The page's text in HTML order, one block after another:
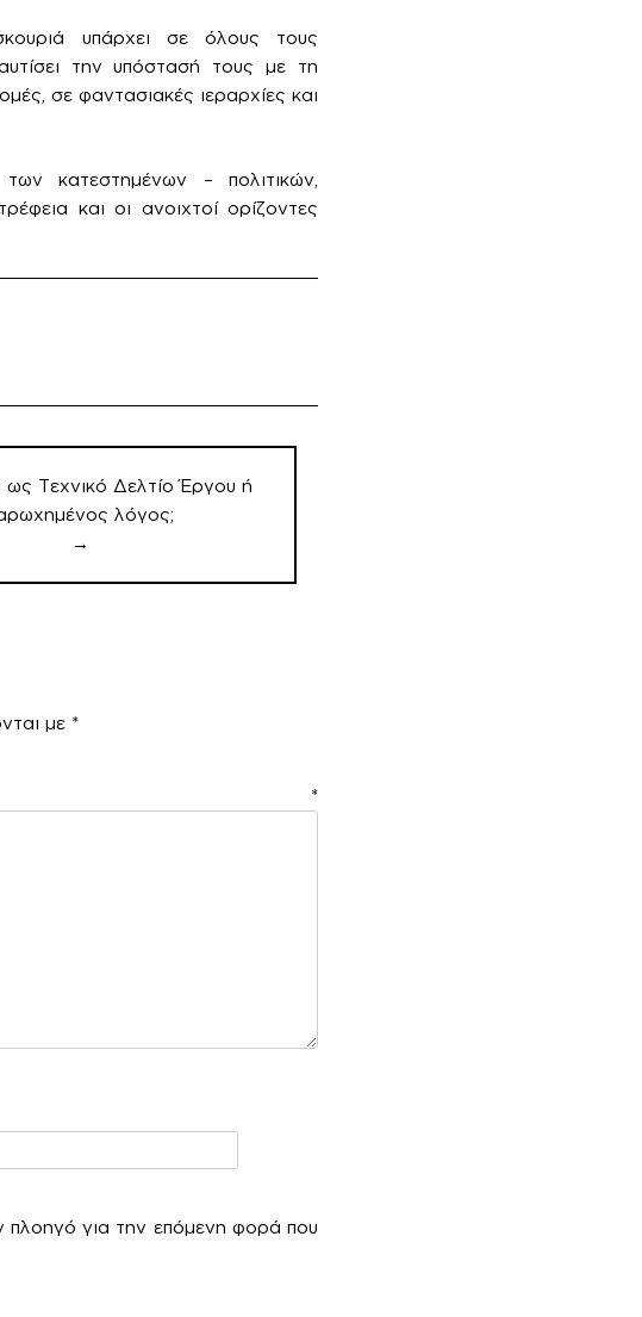
υπάρχει σε όλους τους
την υπόστασή τους με τη
σε φαντασιακές ιεραρχίες και
κατεστημένων – πολιτικών,
και οι ανοιχτοί ορίζοντες
ως Τεχνικό Δελτίο Έργου ή
λόγος;
→
με *
*
πλοηγό για την επόμενη φορά που